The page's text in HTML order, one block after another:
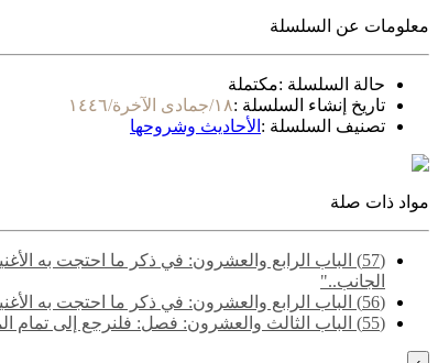
معلومات عن السلسلة
حالة السلسلة :مكتملة
تاريخ إنشاء السلسلة :١٨/جمادى الآخرة/١٤٤٦
تصنيف السلسلة : الأحاديث وشروحها
مواد ذات صلة
(57) الباب الرابع والعشرون: في ذكر ما احتجت به
الجانب.."
(56) الباب الرابع والعشرون: في ذكر ما احتجت به الأغنياء من الكتاب والسنة والآثار والاعتبار- قوله: "قالوا وأيضا فالصدقة والإحسان والإعطاء وصف الرب تعالى وأحب عباده إليه من اتصف بذلك.."
(55) ‌‌الباب الثالث والعشرون: فصل: فلنرجع إلى تمام المناظرة.. - قوله: "قالوا وقد مر على النبي فقير وغني فقال عن الفقير: (هذا خير من ملء الأرض مثل هذا).."